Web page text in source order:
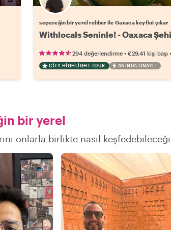
Favori yerel rehberini seç
seçeceğin bir yerel rehber ile Oaxaca keyfini çıkar
Withlocals Seninle! - Oaxaca
294 değerlendirme •€29.41 kişi başı
CITY HIGHLIGHT TOUR ANINDA ONAYLI
bir yerel
onlarla birlikte nasıl